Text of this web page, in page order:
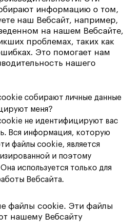
информацию о том,
наш Вебсайт, например,
на нашем Вебсайте,
проблемах, таких как
Это помогает нам
нашего
собирают личные данные
меня?
не идентифицируют вас
Вся информация, которую
файлы cookie, является
и поэтому
используется только для
Вебсайта.
файлы cookie. Эти файлы
нашему Вебсайту